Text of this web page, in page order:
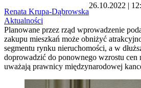
Renata Krupa-Dąbrowska
26.10.2022 |
Aktualności
Planowane przez rząd wprowadzenie
zakupu mieszkań może obniżyć
segmentu rynku nieruchomości, a w
doprowadzić do ponownego wzrostu cen
uważają prawnicy międzynarodowej